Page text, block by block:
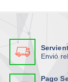
Envió
Pago